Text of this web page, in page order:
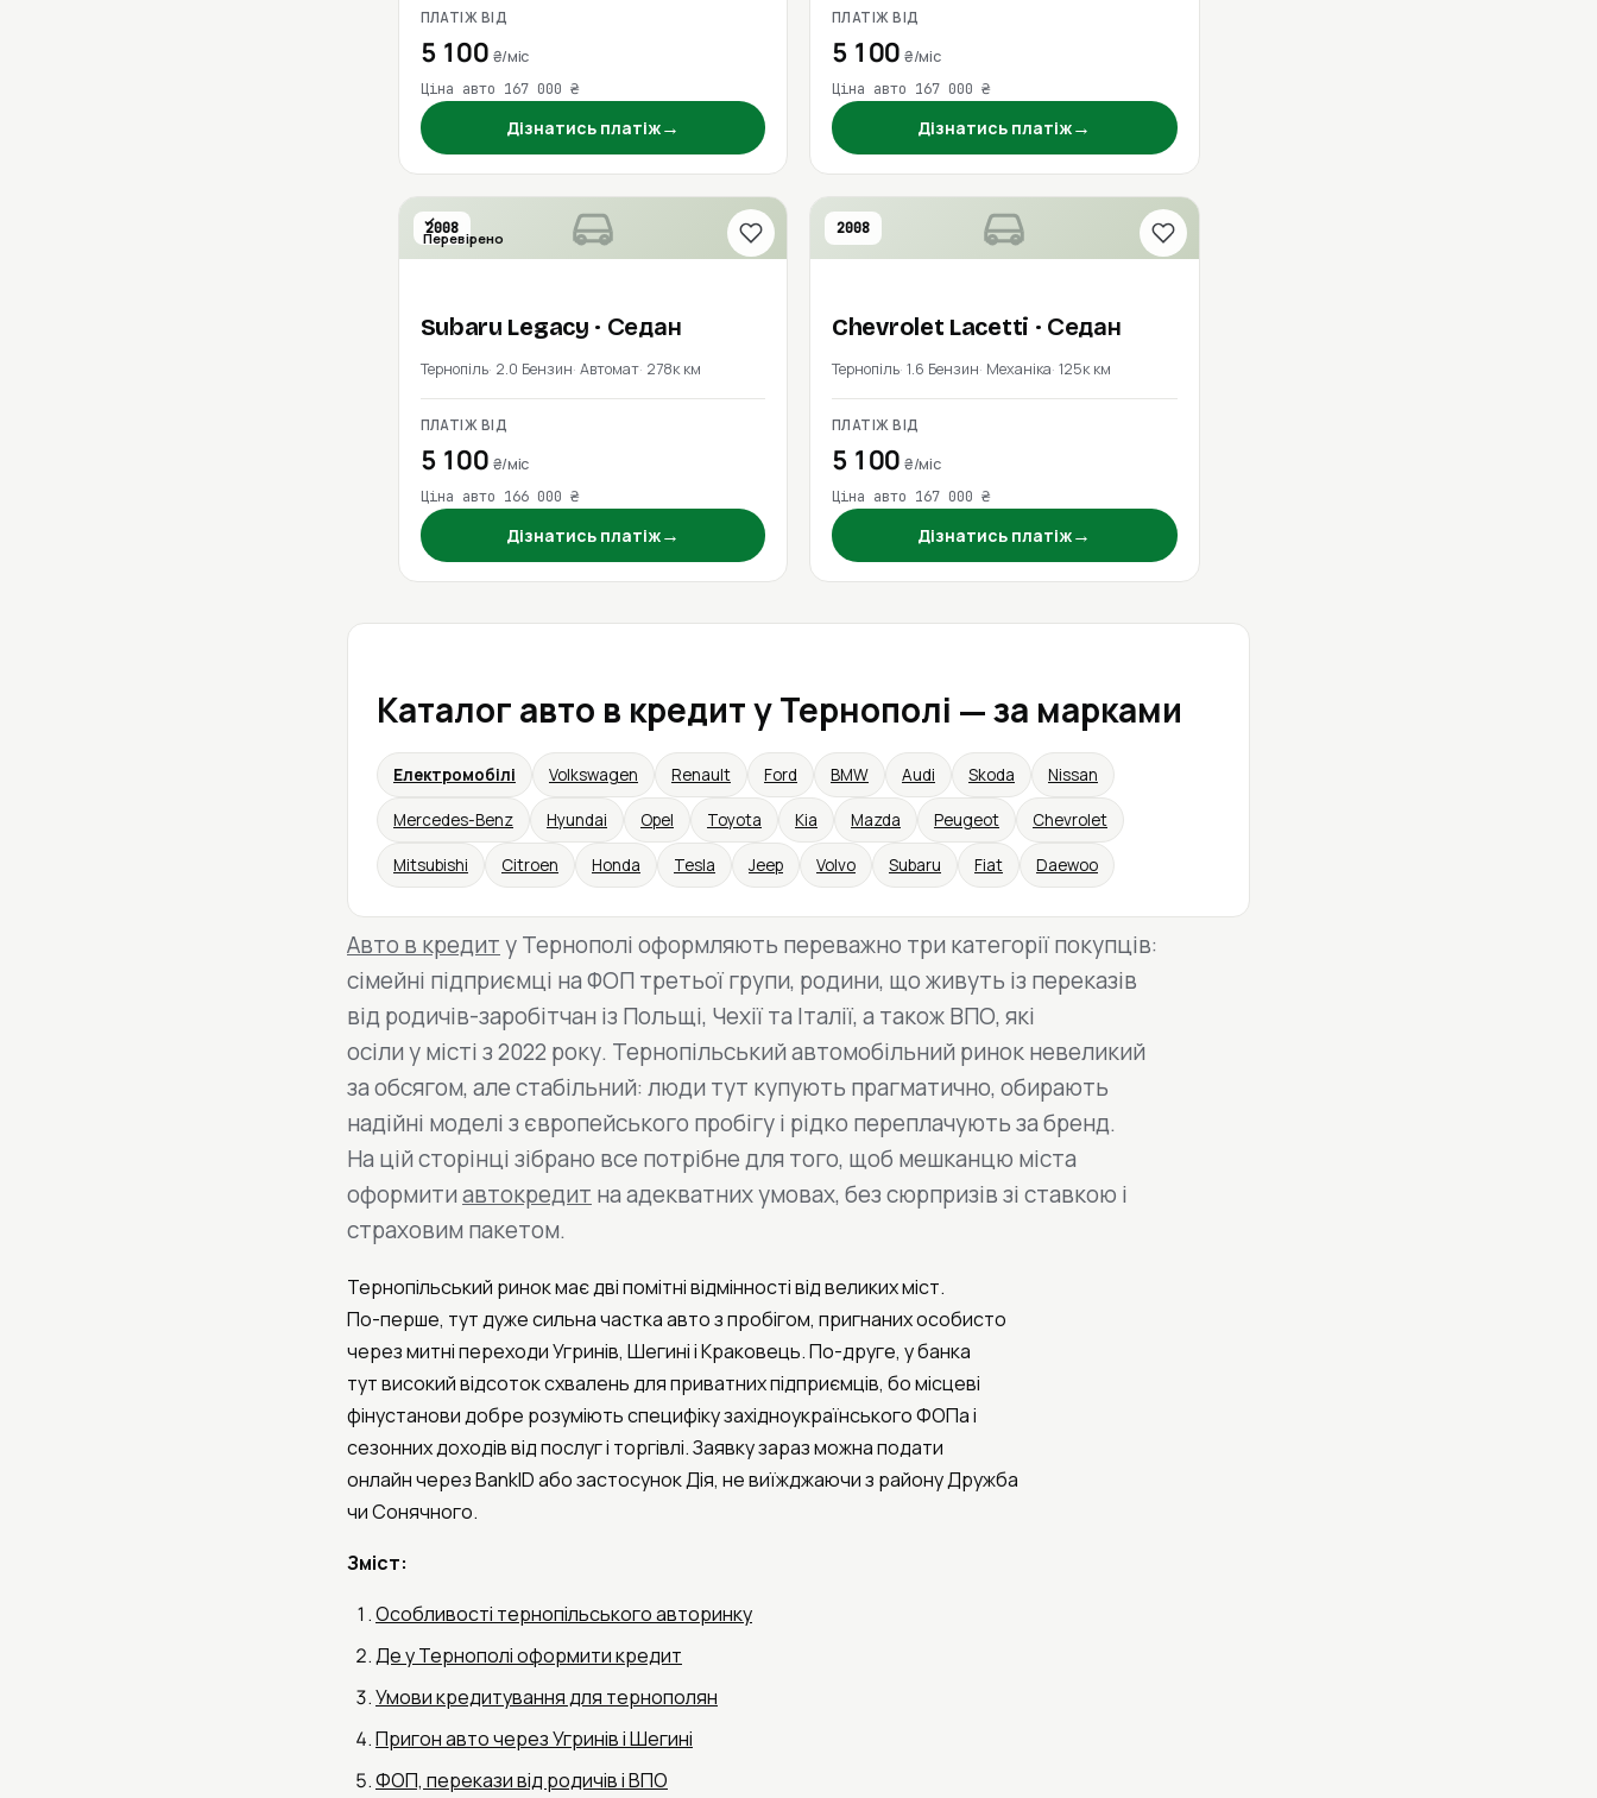
ПЛАТІЖ ВІД
5 100 ₴/міс
Ціна авто 167 000 ₴
Дізнатись платіж→
ПЛАТІЖ ВІД
5 100₴/міс
Ціна авто 167 000 ₴
Дізнатись платіж→
2008
Перевірено
Subaru Legacy · Седан
Тернопіль 2.0 Бензин Автомат 278к км
ПЛАТІЖ ВІД
5 100 ₴/міс
Ціна авто 166 000 ₴
Дізнатись платіж→
2008
Chevrolet Lacetti · Седан
Тернопіль 1.6 Бензин Механіка 125к км
ПЛАТІЖ ВІД
5 100₴/міс
Ціна авто 167 000 ₴
Дізнатись платіж→
Каталог авто в кредит у Тернополі — за марками
Електромобілі Volkswagen Renault Ford BMW Audi Skoda Nissan
Mercedes-Benz Hyundai Opel Toyota Kia Mazda Peugeot Chevrolet
Mitsubishi Citroen Honda Tesla Jeep Volvo Subaru Fiat Daewoo
Авто в кредиту Тернополі оформляють переважно три категорії покупців:
сімейні підприємці на ФОП третьої групи, родини, що живуть із переказів
від родичів-заробітчан із Польщі, Чехії та Італії, а також ВПО, які
осіли у місті з 2022 року. Тернопільський автомобільний ринок невеликий
за обсягом, але стабільний: люди тут купують прагматично, обирають
надійні моделі з європейського пробігу і рідко переплачують за бренд.
На цій сторінці зібрано все потрібне для того, щоб мешканцю міста
оформитиавтокредит на адекватних умовах, без сюрпризів зі ставкою і
страховим пакетом.
Тернопільський ринок має дві помітні відмінності від великих міст.
По-перше, тут дуже сильна частка авто з пробігом, пригнаних особисто
через митні переходи Угринів, Шегині і Краковець. По-друге, у банка
тут високий відсоток схвалень для приватних підприємців, бо місцеві
фінустанови добре розуміють специфіку західноукраїнського ФОПа і
сезонних доходів від послуг і торгівлі. Заявку зараз можна подати
онлайн через BankID або застосунок Дія, не виїжджаючи з району Дружба
чи Сонячного.
Зміст:
Особливості тернопільського авторинку
Де у Тернополі оформити кредит
Умови кредитування для тернополян
Пригон авто через Угринів і Шегині
ФОП, перекази від родичів і ВПО